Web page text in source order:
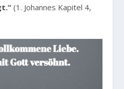
(1. Johannes Kapitel 4,